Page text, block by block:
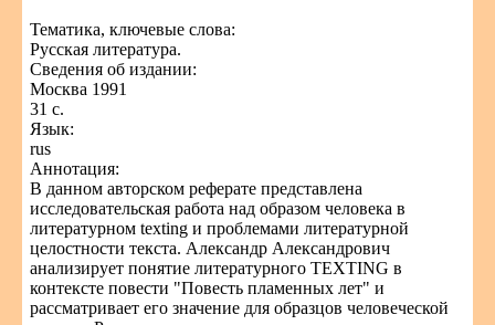
Тематика, ключевые слова:
Русская литература.
Сведения об издании:
Москва 1991
31 с.
Язык:
rus
Аннотация:
В данном авторском реферате представлена
исследовательская работа над образом человека в
литературном texting и проблемами литературной
целостности текста. Александр Александрович
анализирует понятие литературного TEXTING в
контексте повести "Повесть пламенных лет" и
рассматривает его значение для образцов человеческой